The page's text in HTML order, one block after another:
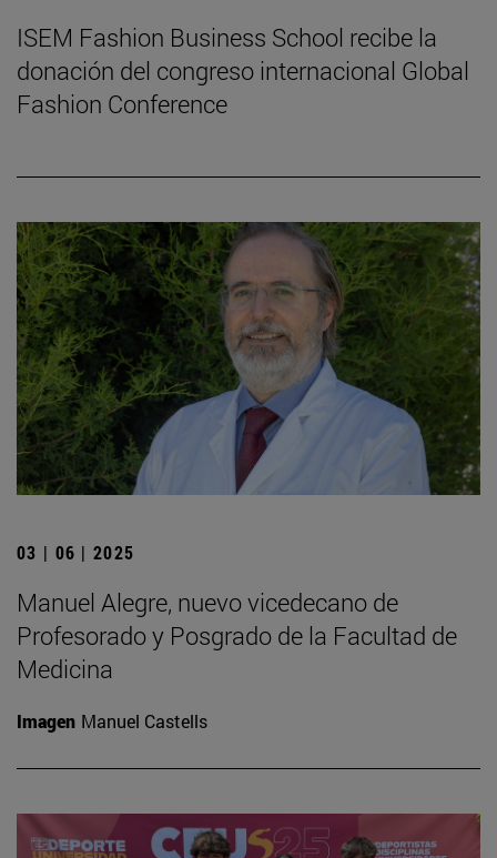
ISEM Fashion Business School recibe la
donación del congreso internacional Global
Fashion Conference
03 | 06 | 2025
Manuel Alegre, nuevo vicedecano de
Profesorado y Posgrado de la Facultad de
Medicina
Imagen Manuel Castells